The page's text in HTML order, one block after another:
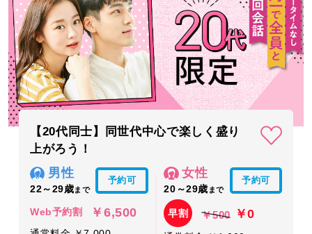
【20代同士】同世代中心で楽しく盛り
上がろう！
男性
22～29歳まで
予約可
Web予約割 ￥6,500
女性
20～29歳 まで
予約可
早割 ￥500 ￥0